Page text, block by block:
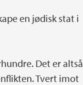
en jødisk stat i
Det er altså
Tvert imot